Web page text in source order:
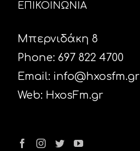
ΕΠΙΚΟΙΝΩΝΙΑ
Μπερνιδάκη 8
Phone: 697 822 4700
Email: info@hxosfm.gr
Web: HxosFm.gr